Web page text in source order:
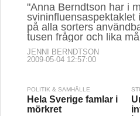
"Anna Berndtson har i
svininfluensaspektaklet
på alla sorters
tusen frågor och lika
JENNI BERNDTSON
2009-05-04 12:57:00
POLITIK & SAMHÄLLE
Hela Sverige famlar i
mörkret